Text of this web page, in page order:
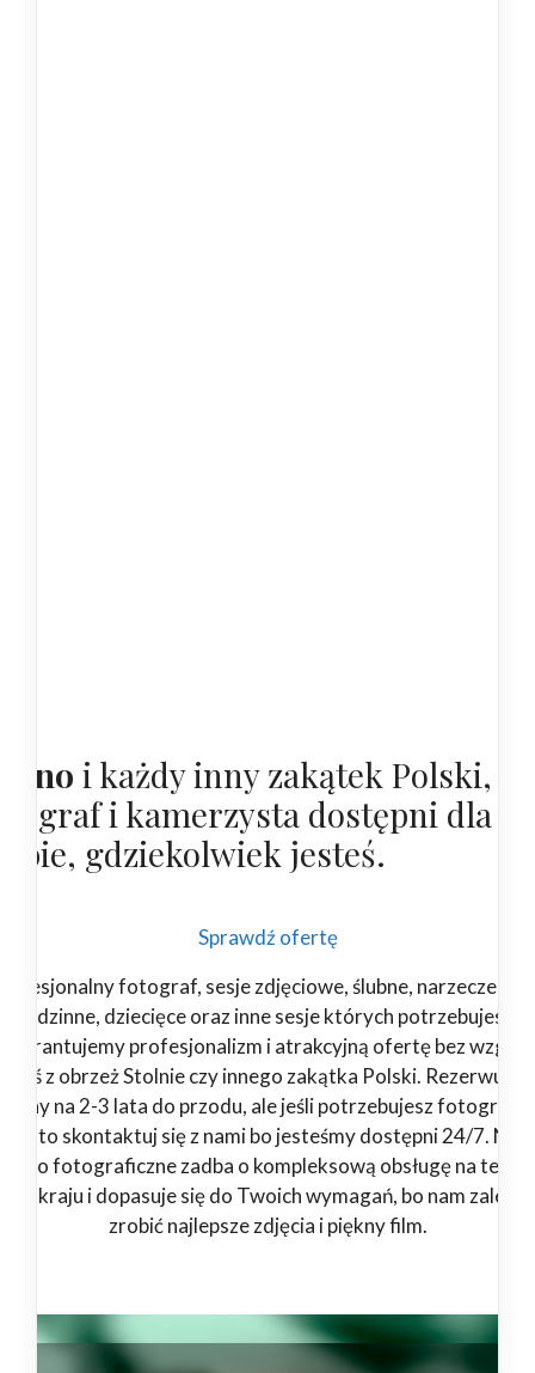
i każdy inny zakątek Polski,
i kamerzysta dostępni dla
gdziekolwiek jesteś.
Sprawdź ofertę
fotograf, sesje zdjęciowe, ślubne,
rodzinne, dziecięce oraz inne sesje których potrzebujesz.
profesjonalizm i atrakcyjną ofertę bez
z obrzeż Stolnie czy innego zakątka Polski.
na 2-3 lata do przodu, ale jeśli potrzebujesz fotografa
to skontaktuj się z nami bo jesteśmy dostępni 24/7.
fotograficzne zadba o kompleksową obsługę na
kraju i dopasuje się do Twoich wymagań, bo nam zależy
zrobić najlepsze zdjęcia i piękny film.